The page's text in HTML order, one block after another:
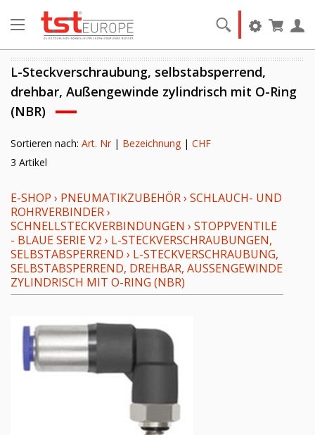
L-Steckverschraubung, selbstabsperrend,
drehbar, Außengewinde zylindrisch mit O-Ring
(NBR)
Sortieren nach: Art. Nr| Bezeichnung| CHF
3 Artikel
E-SHOP › PNEUMATIKZUBEHÖR› SCHLAUCH- UND
ROHRVERBINDER›
SCHNELLSTECKVERBINDUNGEN › STOPPVENTILE
- BLAUE SERIE V2 › L-STECKVERSCHRAUBUNGEN,
SELBSTABSPERREND › L-STECKVERSCHRAUBUNG,
SELBSTABSPERREND, DREHBAR, AUSSENGEWINDE Z
YLINDRISCH MIT O-RING (NBR)